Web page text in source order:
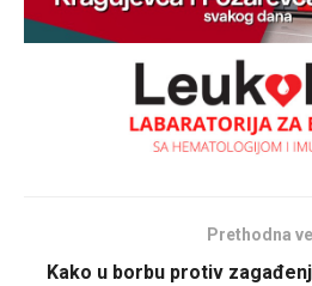
Prethodna
Kako u borbu protiv